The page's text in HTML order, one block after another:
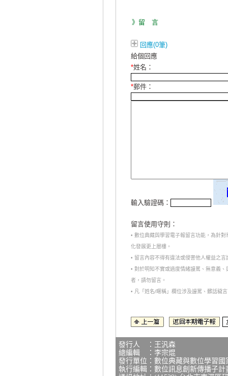
》留 言
回應(0筆)
給個回應
*姓名：
*郵件：
輸入驗證碼：
留言使用守則：
• 數位典藏與學習電子報留言功能，為針
化發展更上層樓。
• 留言內容不得有違法或侵害他人權益之
• 對於明知不實或過度情緒謾罵、無意義
者，請勿留言。
• 凡「姓名/暱稱」欄位涉及謾罵、髒話穢
發行人 ：王汎森
總編輯 ：李宗焜
發行單位：數位典藏與數位學習
執行編輯：數位訊息創新傳播子計